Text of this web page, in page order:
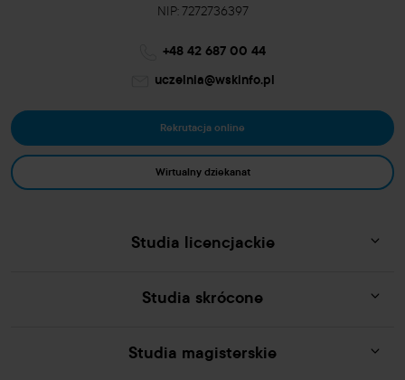
NIP: 7272736397
+48 42 687 00 44
uczelnia@wskinfo.pl
Rekrutacja online
Wirtualny dziekanat
Studia licencjackie
Studia skrócone
Studia magisterskie